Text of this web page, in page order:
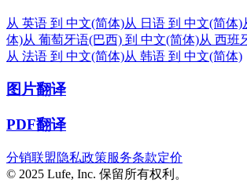
从 英语 到 中文(简体)从 日语 到 中文(简体)
体)从 葡萄牙语(巴西) 到 中文(简体)从 西班
从 法语 到 中文(简体)从 韩语 到 中文(简体)
图片翻译
PDF翻译
分销联盟隐私政策服务条款定价
© 2025 Lufe, Inc. 保留所有权利。